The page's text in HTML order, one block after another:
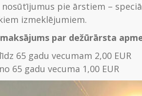
pie ārstiem –
izmeklējumiem.
par dežūrārsta
65 gadu vecumam 2,00 EUR
65 gadu vecuma 1,00 EUR